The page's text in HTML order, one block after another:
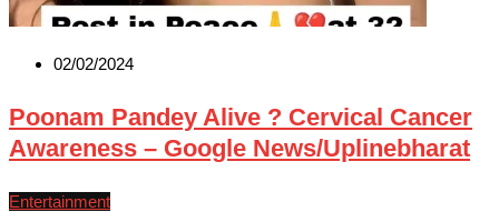
02/02/2024
Poonam Pandey Alive ? Cervical Cancer
Awareness – Google News/Uplinebharat
Entertainment